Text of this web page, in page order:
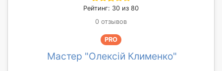
Рейтинг: 30 из 80
0 отзывов
PRO
Мастер "Олексій Клименко"